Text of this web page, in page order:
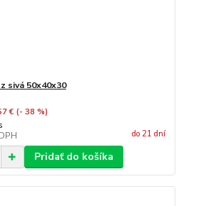
sivá 50x40x30
€ (- 38 %)
do 21 dní
Pridať do košíka